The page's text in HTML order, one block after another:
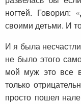
ногтей. Говорил:
своими детьми. И
И я была
не было этого
мой муж это все
только
просто пошел